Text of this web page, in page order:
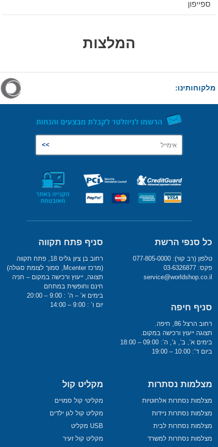
ספייפון
המלצות
מלקוחותינו:
כל סנפי הרשת
טלפון (רב קווי): 077-805-0000
פקס: 03-6326877
service@worldshop.co.il
סניף חיפה
רחוב הרצל 86, חיפה.
תצוגה ייעוץ ורכישה במקום.
בימים א’, ב’, ג’, ה’: 09:00 – 18:00
ביום ד’: 10:00 – 19:00
סניף פתח תקווה
רחוב בן ציון גליס 18, פתח תקווה
(מרכז Mcenter, סמוך לצומת סגולה)
תצוגה, ייעוץ ורכישה במקום – חניה
חינם וחופשית במתחם
בימים א’ – ה’ : 9:00 – 20:00
יום ו’ : 9:00 – 14:00
מצלמות נסתרות
מצלמות נסתרות אלחוטיות
מצלמות נסתרות ניידות
מצלמות נסתרות לבית
מצלמות נסתרות למשרד
מקליט קול
מקליטי קול סמויים
מקליט קול לגן ילדים
USB מקליט
מקליט קול זעיר